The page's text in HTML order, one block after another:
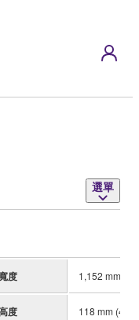
選單
度 1,152 mm
度 118 mm (4-5/